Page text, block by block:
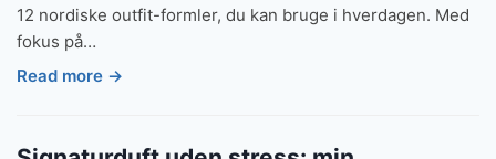
12 nordiske outfit-formler, du kan bruge i hverdagen. Med
fokus på…
Read more →